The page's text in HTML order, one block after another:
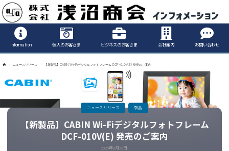
Information
Information 個人のお客さま ビジネスのお客さま 会社案内 お問い合わせ
ニュースリリース 【新製品】CABIN Wi-Fiデジタルフォトフレーム DCF-010V(E) 発売のご案内
【新製品】CABIN Wi-Fiデジタルフォトフレーム
DCF-010V(E) 発売のご案内
2025年8月29日
ニュースリリース 製品